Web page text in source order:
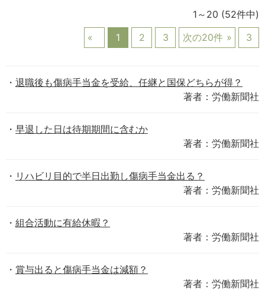
1～20 (52件中)
1
2 3 次の20件 3
退職後も傷病手当金を受給、任継と国保どちらが得？
著者：労働新聞社
早退した日は待期期間に含むか
著者：労働新聞社
リハビリ目的で半日出勤し傷病手当金出る？
著者：労働新聞社
組合活動に有給休暇？
著者：労働新聞社
賞与出ると傷病手当金は減額？
著者：労働新聞社